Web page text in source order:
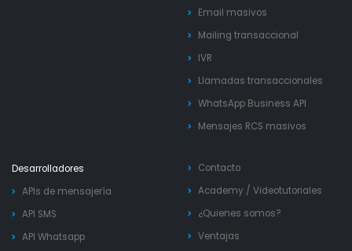
Email masivos
Mailing transaccional
IVR
Llamadas transaccionales
WhatsApp Business API
Mensajes RCS masivos
Desarrolladores
APIs de mensajería
API SMS
API Whatsapp
Contacto
Academy / Videotutoriales
¿Quienes somos?
Ventajas